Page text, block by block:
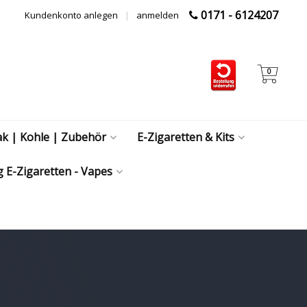
0171 - 6124207
anmelden
|
Kundenkonto anlegen
0
| Kohle | Zubehör E-Zigaretten & Kits
E-Zigaretten - Vapes